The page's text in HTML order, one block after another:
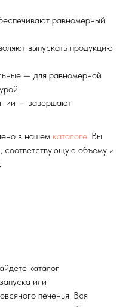
равномерный
выпускать продукцию
— для равномерной
— завершают
в нашем каталоге. Вы
соответствующую объему и
каталог
или
печенья. Вся